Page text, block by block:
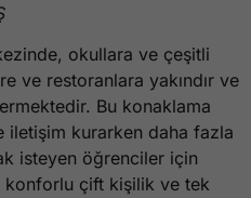
okullara ve çeşitli
ve restoranlara yakındır ve
Bu konaklama
iletişim kurarken daha fazla
isteyen öğrenciler için
konforlu çift kişilik ve tek